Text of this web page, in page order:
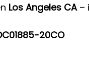
Los Angeles CA –
20CO